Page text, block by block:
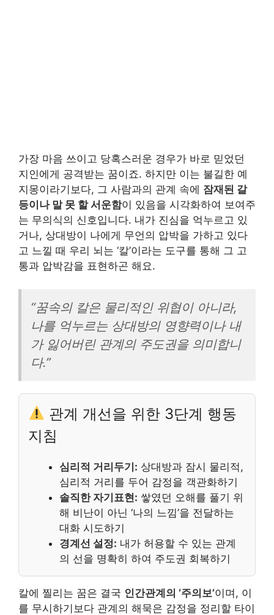
가장 마음 쓰이고 당혹스러운 경우가 바로 믿었던
지인에게 공격받는 꿈이죠. 하지만 이는 불길한 예
지몽이라기보다, 그 사람과의 관계 속에 잠재된 갈
등이나 말 못 할 서운함이 있음을 시각화하여 보여주
는 무의식의 신호입니다. 내가 진심을 억누르고 있
거나, 상대방이 나에게 무언의 압박을 가하고 있다
고 느낄 때 우리 뇌는 ‘칼’이라는 도구를 통해 그 고
통과 압박감을 표현하곤 해요.
“꿈속의 칼은 물리적인 위협이 아니라,
나를 억누르는 상대방의 영향력이나 내
가 잃어버린 관계의 주도권을 의미합니
다.”
관계 개선을 위한 3단계 행동
지침
심리적 거리두기: 상대방과 잠시 물리적,
심리적 거리를 두어 감정을 객관화하기
솔직한 자기표현: 쌓였던 오해를 풀기 위
해 비난이 아닌 ‘나의 느낌’을 전달하는
대화 시도하기
경계선 설정: 내가 허용할 수 있는 관계
의 선을 명확히 하여 주도권 회복하기
칼에 찔리는 꿈은 결국 인간관계의 ‘주의보’이며, 이
를 무시하기보다 관계의 해묵은 감정을 정리할 타이